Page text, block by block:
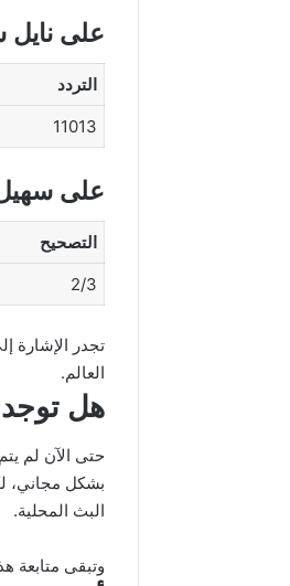
على
التردد
11013
على
التصحيح
2/3
العالم.
هل توجد
حتى الآن لم
بشكل مجاني،
البث المحلية.
وتبقى متابعة